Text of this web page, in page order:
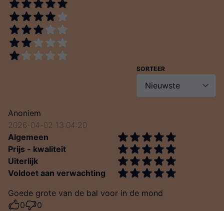
SORTEER
Anoniem
2026-04-02 13:04:20
Algemeen
Prijs - kwaliteit
Uiterlijk
Voldoet aan verwachting
Goede grote van de bal voor in de mond
0
0